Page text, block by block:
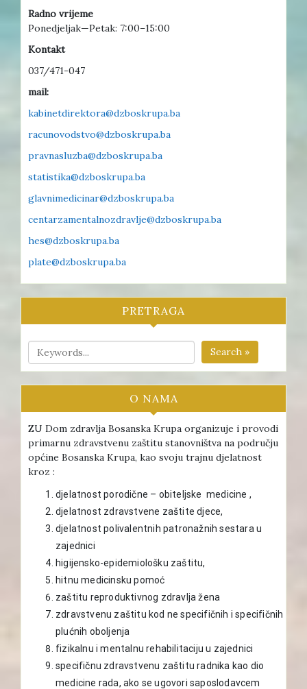
Radno vrijeme
Ponedjeljak—Petak: 7:00–15:00
Kontakt
037/471-047
mail:
kabinetdirektora@dzboskrupa.ba
racunovodstvo@dzboskrupa.ba
pravnasluzba@dzboskrupa.ba
statistika@dzboskrupa.ba
glavnimedicinar@dzboskrupa.ba
centarzamentalnozdravlje@dzboskrupa.ba
hes@dzboskrupa.ba
plate@dzboskrupa.ba
PRETRAGA
Search »
O NAMA
ZU Dom zdravlja Bosanska Krupa organizuje i provodi
primarnu zdravstvenu zaštitu stanovništva na području
općine Bosanska Krupa, kao svoju trajnu djelatnost
kroz :
djelatnost porodične – obiteljske medicine ,
djelatnost zdravstvene zaštite djece,
djelatnost polivalentnih patronažnih sestara u
zajednici
higijensko-epidemiološku zaštitu,
hitnu medicinsku pomoć
zaštitu reproduktivnog zdravlja žena
zdravstvenu zaštitu kod ne specifičnih i specifičnih
plućnih oboljenja
fizikalnu i mentalnu rehabilitaciju u zajednici
specifičnu zdravstvenu zaštitu radnika kao dio
medicine rada, ako se ugovori saposlodavcem